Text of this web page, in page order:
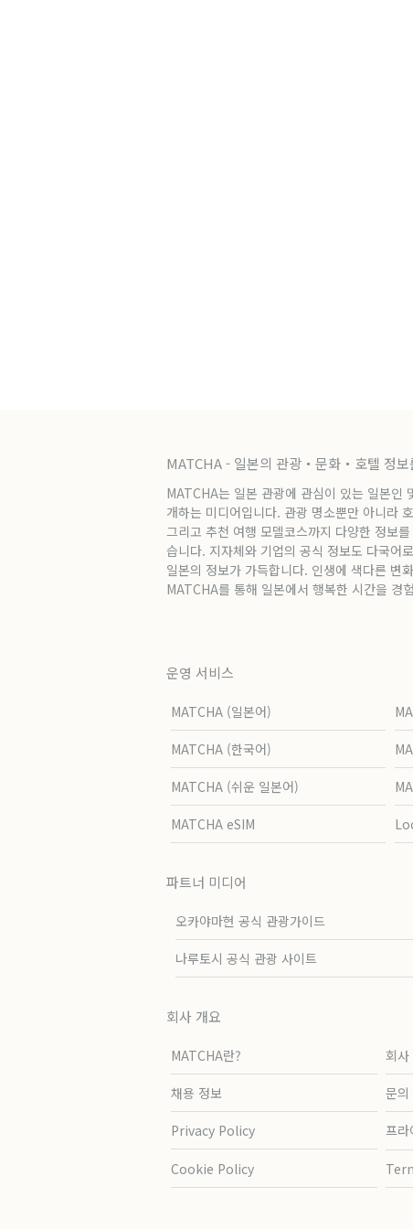
MATCHA - 일본의 관광・문화・호텔 정
MATCHA는 일본 관광에 관심이 있는 일본인
개하는 미디어입니다. 관광 명소뿐만 아니라
그리고 추천 여행 모델코스까지 다양한 정보
습니다. 지자체와 기업의 공식 정보도 다국어
일본의 정보가 가득합니다. 인생에 색다른 변
MATCHA를 통해 일본에서 행복한 시간을 경
운영 서비스
MATCHA (일본어)
MATCHA (한국어)
MATCHA (쉬운 일본어)
MATCHA eSIM
파트너 미디어
오카야마현 공식 관광가이드
나루토시 공식 관광 사이트
회사 개요
MATCHA란? 회사
채용 정보 문의
Privacy Policy 프라
Cookie Policy